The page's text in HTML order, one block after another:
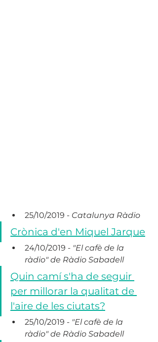
25/10/2019 - Catalunya Ràdio
Crònica d'en Miquel Jarque
24/10/2019 - "El cafè de la
ràdio" de Ràdio Sabadell
Quin camí s'ha de seguir
per millorar la qualitat de
l'aire de les ciutats?
25/10/2019 - "El cafè de la
ràdio" de Ràdio Sabadell